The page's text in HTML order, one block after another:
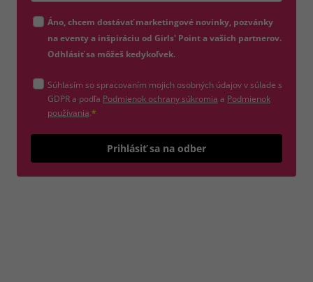
Áno, chcem dostávať marketingové novinky, pozvánky
na eventy a inšpiráciu od Girls' Point a vašich partnerov.
Odhlásiť sa môžeš kedykoľvek.
Súhlasím so spracovaním mojich osobných údajov v súlade s
GDPR a podľa Podmienok ochrany súkromia (otvorí sa v novom okne)
a Podmienok
používania(otvorí sa v novom okne)
.*
Prihlásiť sa na odber